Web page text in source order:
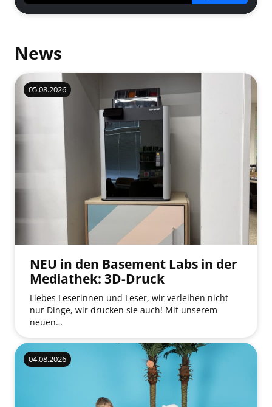
News
NEU in den Basement Labs in der
Mediathek: 3D-Druck
05.08.2026
Liebes Leserinnen und Leser, wir verleihen nicht
nur Dinge, wir drucken sie auch! Mit unserem
neuen…
04.08.2026